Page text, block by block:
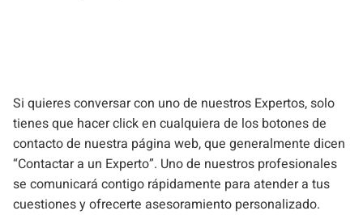
Si quieres conversar con uno de nuestros Expertos, solo
tienes que hacer click en cualquiera de los botones de
contacto de nuestra página web, que generalmente dicen
“Contactar a un Experto”. Uno de nuestros profesionales
se comunicará contigo rápidamente para atender a tus
cuestiones y ofrecerte asesoramiento personalizado.